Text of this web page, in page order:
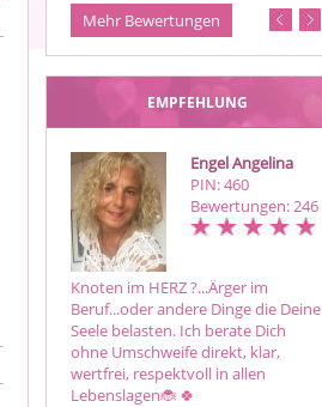
Mehr Bewertungen
EMPFEHLUNG
Engel Angelina
PIN: 460
Bewertungen: 246
Knoten im HERZ ?...Ärger im
Beruf...oder andere Dinge die Deine
Seele belasten. Ich berate Dich
ohne Umschweife direkt, klar,
wertfrei, respektvoll in allen
Lebenslagen🐞 🍀